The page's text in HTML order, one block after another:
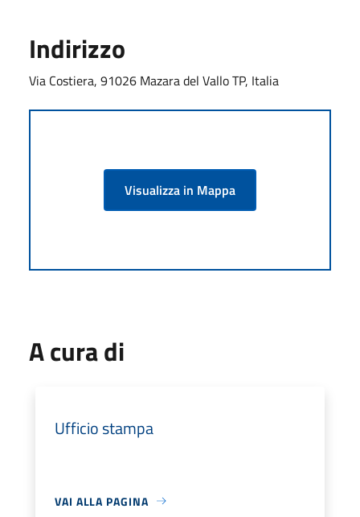
Indirizzo
Via Costiera, 91026 Mazara del Vallo TP, Italia
Visualizza in Mappa
A cura di
Ufficio stampa
VAI ALLA PAGINA